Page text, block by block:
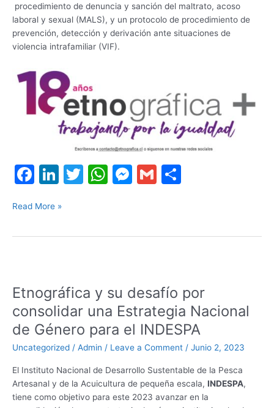
procedimiento de denuncia y sanción del maltrato, acoso
laboral y sexual (MALS), y un protocolo de procedimiento de
prevención, detección y derivación ante situaciones de
violencia intrafamiliar (VIF).
F
c
e
o
k
Li
k
e
T
er
W
s
p
M
s
g
er
G
l
e
Read More »
Etnográfica y su desafío por
consolidar una Estrategia Nacional
de Género para el INDESPA
Uncategorized / Admin / Leave a Comment / Junio 2, 2023
El Instituto Nacional de Desarrollo Sustentable de la Pesca
Artesanal y de la Acuicultura de pequeña escala, INDESPA,
tiene como objetivo para este 2023 avanzar en la
su
por
consolidar
una
Nacional
de
Género